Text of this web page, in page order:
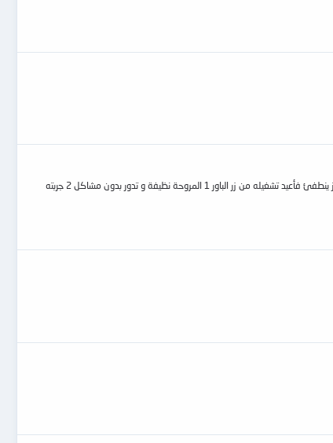
السلام عليكم عندي لابتوب dell inspiron n5050 مجنون بأتم معنى الكلمة أحيانا يشتغل لساعات بدون مشاكل و أحيانا أثناء بدأ التشغيل ينطفئ فجأة و أحيانا أثناء العمل في الويندوز ينطفئ فأعيد تشغيله من زر الباور 1 المروحة نظيفة و تدور بدون مشاكل 2 جربته